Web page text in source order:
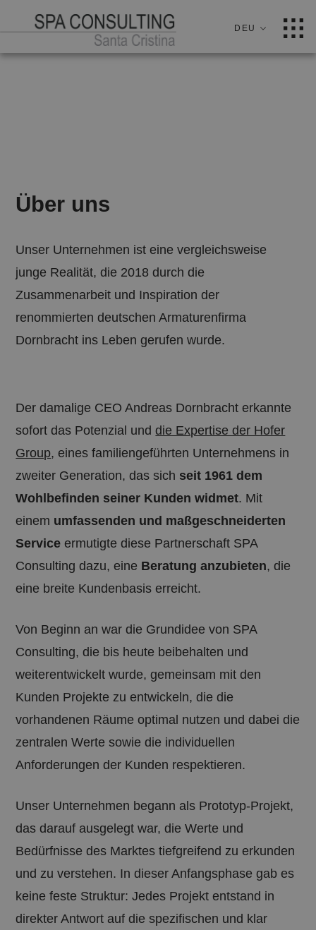
DEU
ITA
Über uns
Unser Unternehmen ist eine vergleichsweise
junge Realität, die 2018 durch die
Zusammenarbeit und Inspiration der
renommierten deutschen Armaturenfirma
Dornbracht ins Leben gerufen wurde.
Der damalige CEO Andreas Dornbracht erkannte
sofort das Potenzial unddie Expertise der Hofer
Group, eines familiengeführten Unternehmens in
zweiter Generation, das sich seit 1961 dem
Wohlbefinden seiner Kunden widmet. Mit
einem umfassenden und maßgeschneiderten
Service ermutigte diese Partnerschaft SPA
Consulting dazu, eine Beratung anzubieten, die
eine breite Kundenbasis erreicht.
Von Beginn an war die Grundidee von SPA
Consulting, die bis heute beibehalten und
weiterentwickelt wurde, gemeinsam mit den
Kunden Projekte zu entwickeln, die die
vorhandenen Räume optimal nutzen und dabei die
zentralen Werte sowie die individuellen
Anforderungen der Kunden respektieren.
Unser Unternehmen begann als Prototyp-Projekt,
das darauf ausgelegt war, die Werte und
Bedürfnisse des Marktes tiefgreifend zu erkunden
und zu verstehen. In dieser Anfangsphase gab es
keine feste Struktur: Jedes Projekt entstand in
direkter Antwort auf die spezifischen und klar